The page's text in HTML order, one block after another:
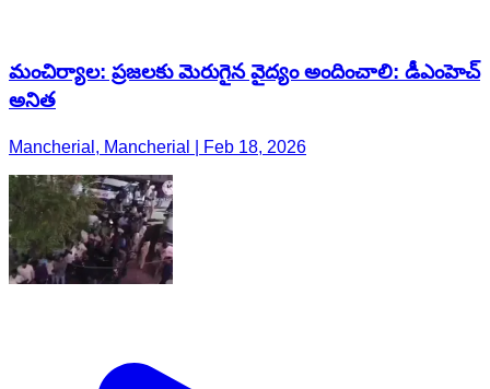
మంచిర్యాల: ప్రజలకు మెరుగైన వైద్యం అందించాలి: డీఎంహెచ్
అనిత
Mancherial, Mancherial | Feb 18, 2026